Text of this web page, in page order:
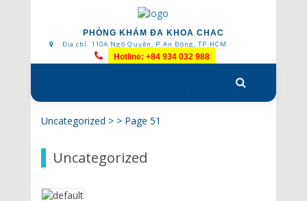
PHÒNG KHÁM ĐA KHOA CHAC
Địa chỉ: 110A Ngô Quyền, P.An Đông, TP.HCM
Hotline: +84 934 032 988
to
Uncategorized > > Page 51
Uncategorized